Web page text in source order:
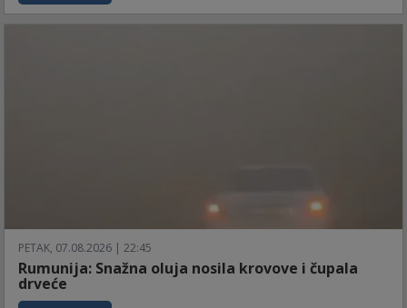
PETAK, 07.08.2026 | 22:45
Rumunija: Snažna oluja nosila krovove i čupala
drveće